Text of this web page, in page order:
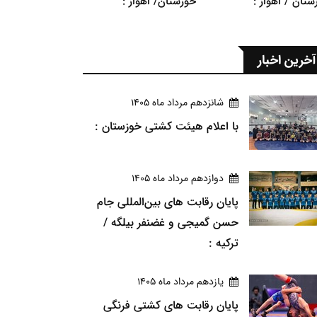
آخرین اخبار
شانزدهم مرداد ماه 1405
با اعلام هیئت کشتی خوزستان :
دوازدهم مرداد ماه 1405
پایان رقابت های بین‌المللی جام
حسن گمیجی و غضنفر بیلگه /
ترکیه :
يازدهم مرداد ماه 1405
پایان رقابت های کشتی فرنگی